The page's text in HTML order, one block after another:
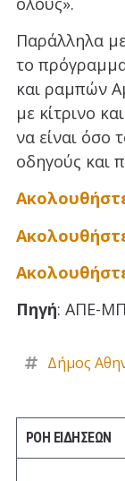
Παράλληλα
το
και ραμπών
με κίτρινο
να είναι όσο
οδηγούς και
Πηγή: ΑΠΕ-
Δήμος
ΡΟΗ ΕΙΔΗΣΕΩΝ